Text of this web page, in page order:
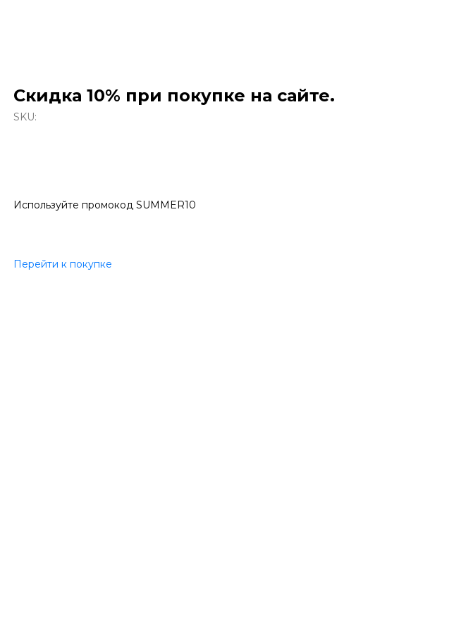
Скидка 10% при покупке на сайте.
SKU:
Используйте промокод SUMMER10
Перейти к покупке